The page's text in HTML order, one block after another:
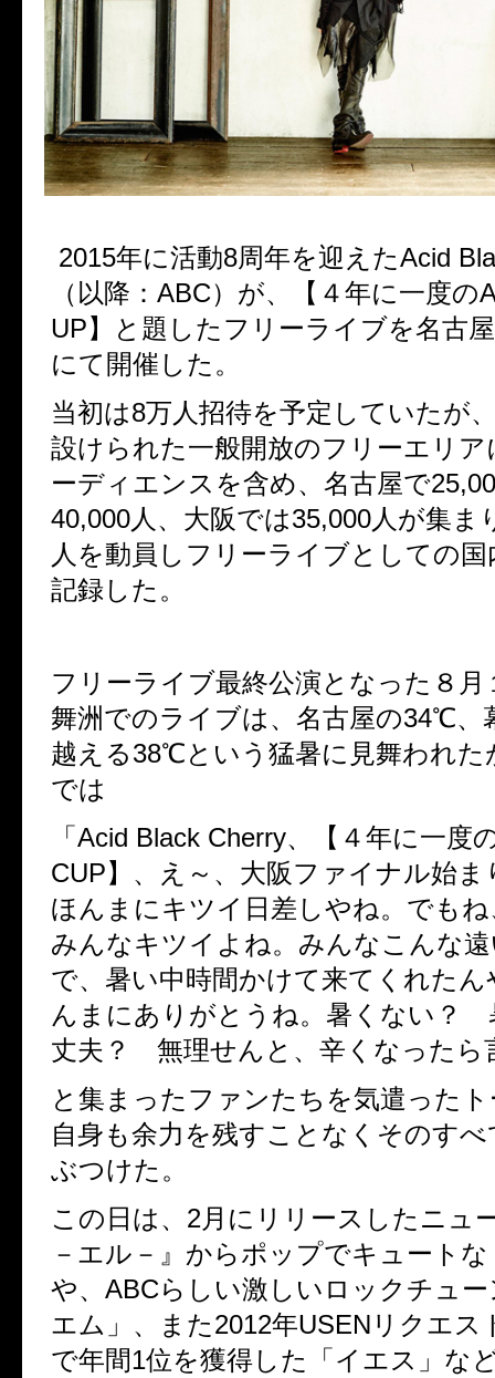
2015年に活動8周年を迎えたAcid
（以降：ABC）が、【４年に一度の
UP】と題したフリーライブを名古
にて開催した。
当初は8万人招待を予定していたが
設けられた一般開放のフリーエリ
ーディエンスを含め、名古屋で
40,000人、大阪では35,000人が集ま
人を動員しフリーライブとしての
記録した。
フリーライブ最終公演となった８月
舞洲でのライブは、名古屋の34℃
越える38℃という猛暑に見舞われた
では
「Acid Black Cherry、【４年に一度
CUP】、え～、大阪ファイナル始
ほんまにキツイ日差しやね。でも
みんなキツイよね。みんなこんな
で、暑い中時間かけて来てくれた
んまにありがとうね。暑くない？
丈夫？ 無理せんと、辛くなったら
と集まったファンたちを気遣った
自身も余力を残すことなくそのす
ぶつけた。
この日は、2月にリリースしたニュ
－エル－』からポップでキュートな
や、ABCらしい激しいロックチュ
エム」、また2012年USENリクエス
で年間1位を獲得した「イエス」な